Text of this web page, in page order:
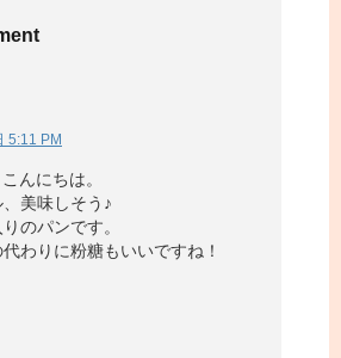
5:11 PM
んにちは。
美味しそう♪
のパンです。
わりに粉糖もいいですね！